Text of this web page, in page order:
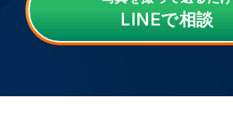
LINEで相談